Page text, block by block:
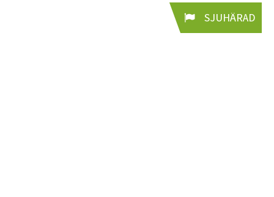
SJUHÄRAD